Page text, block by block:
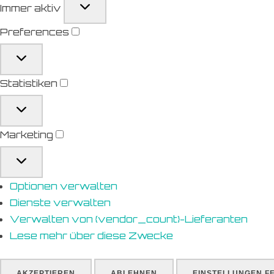
Immer aktiv
Preferences
Statistiken
Marketing
Optionen verwalten
Dienste verwalten
Verwalten von {vendor_count}-Lieferanten
Lese mehr über diese Zwecke